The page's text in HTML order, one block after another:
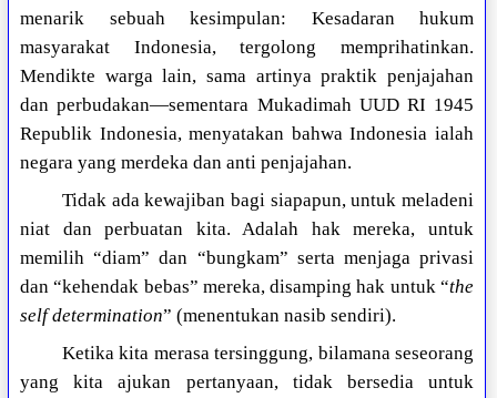
menarik sebuah kesimpulan: Kesadaran hukum
masyarakat Indonesia, tergolong memprihatinkan.
Mendikte warga lain, sama artinya praktik penjajahan
dan perbudakan—sementara Mukadimah UUD RI 1945
Republik Indonesia, menyatakan bahwa Indonesia ialah
negara yang merdeka dan anti penjajahan.
Tidak ada kewajiban bagi siapapun, untuk meladeni
niat dan perbuatan kita. Adalah hak mereka, untuk
memilih “diam” dan “bungkam” serta menjaga privasi
dan “kehendak bebas” mereka, disamping hak untuk “the
self determination” (menentukan nasib sendiri).
Ketika kita merasa tersinggung, bilamana seseorang
yang kita ajukan pertanyaan, tidak bersedia untuk